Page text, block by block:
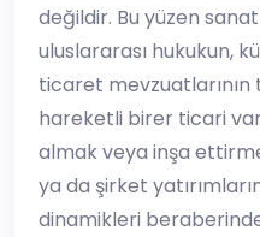
değildir. Bu yüzen
uluslararası hukukun,
ticaret
hareketli birer ticari
almak veya inşa
ya da şirket
dinamikleri